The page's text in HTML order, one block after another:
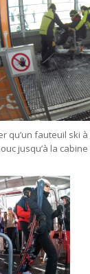
qu’un fauteuil ski
jusqu’à la